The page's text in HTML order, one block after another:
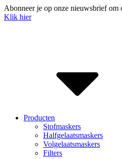
Abonneer je op onze nieuwsbrief om
Klik hier
Producten
Stofmaskers
Halfgelaatsmaskers
Volgelaatsmaskers
Filters